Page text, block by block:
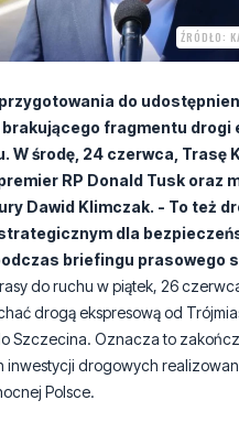
ŹRÓDŁO:
do
fragmentu drogi
W środę, 24 czerwca, Trasę
RP Donald Tusk oraz
Dawid Klimczak. - To też
dla
briefingu prasowego
do ruchu w piątek, 26
drogą ekspresową od
Szczecina. Oznacza to
inwestycji drogowych
Polsce.